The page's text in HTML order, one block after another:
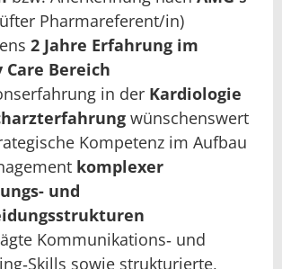
Pharmareferent/in)
2 Jahre Erfahrung im
Care Bereich
in der Kardiologie
wünschenswert
Kompetenz im Aufbau
komplexer
und
Kommunikations‑ und
sowie strukturierte,